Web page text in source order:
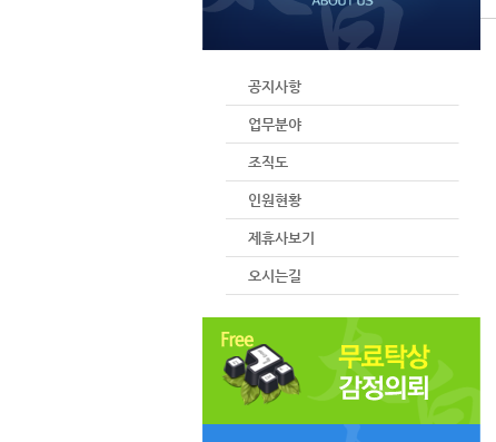
공지사항
업무분야
조직도
인원현황
제휴사보기
오시는길